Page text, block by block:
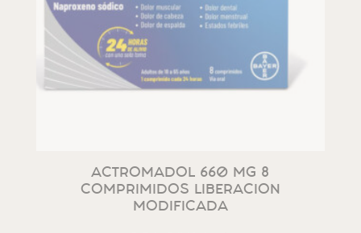
ACTROMADOL 660 MG 8
COMPRIMIDOS LIBERACION
MODIFICADA